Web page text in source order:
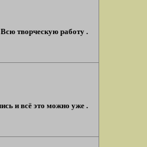
творческую работу .
и всё это можно уже .